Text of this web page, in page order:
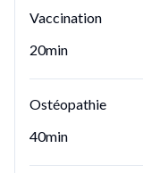
Vaccination
20min
Ostéopathie
40min